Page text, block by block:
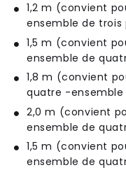
1,2 m (convient
ensemble de trois
1,5 m (convient
ensemble de
1,8 m (convient
quatre -ensemble
2,0 m (convient
ensemble de
1,5 m (convient
ensemble de